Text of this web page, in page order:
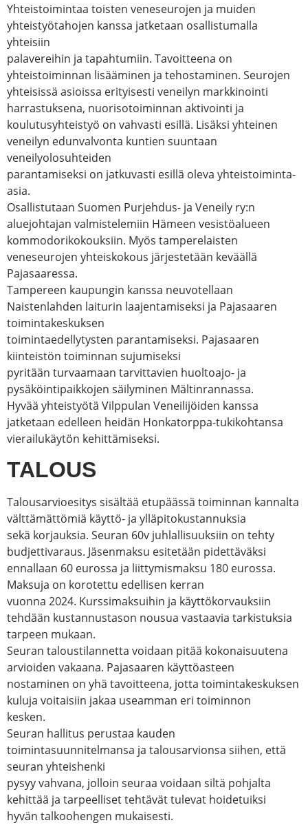
Yhteistoimintaa toisten veneseurojen ja muiden
yhteistyötahojen kanssa jatketaan osallistumalla
yhteisiin
palavereihin ja tapahtumiin. Tavoitteena on
yhteistoiminnan lisääminen ja tehostaminen. Seurojen
yhteisissä asioissa erityisesti veneilyn markkinointi
harrastuksena, nuorisotoiminnan aktivointi ja
koulutusyhteistyö on vahvasti esillä. Lisäksi yhteinen
veneilyn edunvalvonta kuntien suuntaan
veneilyolosuhteiden
parantamiseksi on jatkuvasti esillä oleva yhteistoiminta-
asia.
Osallistutaan Suomen Purjehdus- ja Veneily ry:n
aluejohtajan valmistelemiin Hämeen vesistöalueen
kommodorikokouksiin. Myös tamperelaisten
veneseurojen yhteiskokous järjestetään keväällä
Pajasaaressa.
Tampereen kaupungin kanssa neuvotellaan
Naistenlahden laiturin laajentamiseksi ja Pajasaaren
toimintakeskuksen
toimintaedellytysten parantamiseksi. Pajasaaren
kiinteistön toiminnan sujumiseksi
pyritään turvaamaan tarvittavien huoltoajo- ja
pysäköintipaikkojen säilyminen Mältinrannassa.
Hyvää yhteistyötä Vilppulan Veneilijöiden kanssa
jatketaan edelleen heidän Honkatorppa-tukikohtansa
vierailukäytön kehittämiseksi.
TALOUS
Talousarvioesitys sisältää etupäässä toiminnan kannalta
välttämättömiä käyttö- ja ylläpitokustannuksia
sekä korjauksia. Seuran 60v juhlallisuuksiin on tehty
budjettivaraus. Jäsenmaksu esitetään pidettäväksi
ennallaan 60 eurossa ja liittymismaksu 180 eurossa.
Maksuja on korotettu edellisen kerran
vuonna 2024. Kurssimaksuihin ja käyttökorvauksiin
tehdään kustannustason nousua vastaavia tarkistuksia
tarpeen mukaan.
Seuran taloustilannetta voidaan pitää kokonaisuutena
arvioiden vakaana. Pajasaaren käyttöasteen
nostaminen on yhä tavoitteena, jotta toimintakeskuksen
kuluja voitaisiin jakaa useamman eri toiminnon
kesken.
Seuran hallitus perustaa kauden
toimintasuunnitelmansa ja talousarvionsa siihen, että
seuran yhteishenki
pysyy vahvana, jolloin seuraa voidaan siltä pohjalta
kehittää ja tarpeelliset tehtävät tulevat hoidetuiksi
hyvän talkoohengen mukaisesti.